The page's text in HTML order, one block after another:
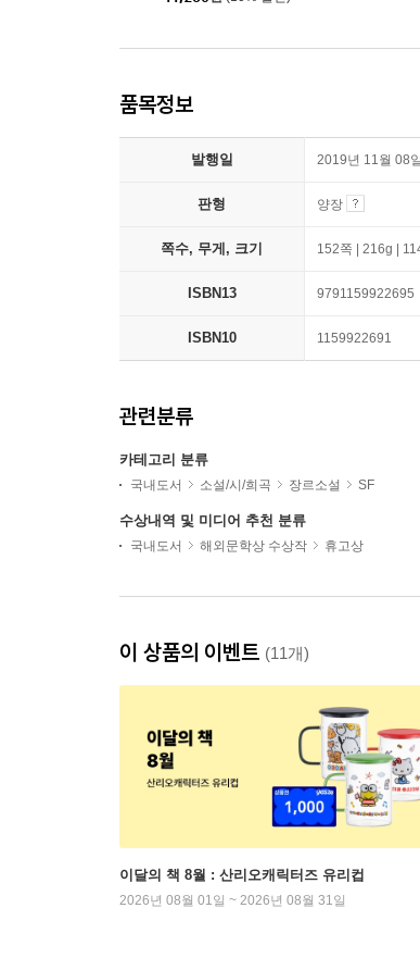
품목정보
발행일 2019년 11월 08일
판형 양장
쪽수, 무게, 크기 152쪽 | 216g |
ISBN13 9791159922695
ISBN10 1159922691
관련분류
카테고리 분류
국내도서 소설/시/희곡 장르소설 SF
수상내역 및 미디어 추천 분류
국내도서 해외문학상 수상작 휴고상
이 상품의 이벤트 (11개)
이달의 책 8월 : 산리오캐릭터즈 유리컵
2026년 08월 01일 ~ 2026년 08월 31일